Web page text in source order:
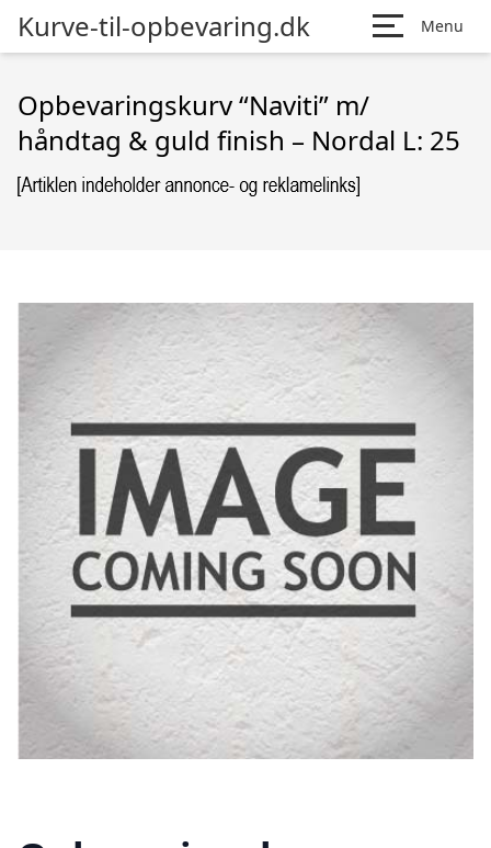
Kurve-til-opbevaring.dk Menu
Opbevaringskurv “Naviti” m/
håndtag & guld finish – Nordal L: 25